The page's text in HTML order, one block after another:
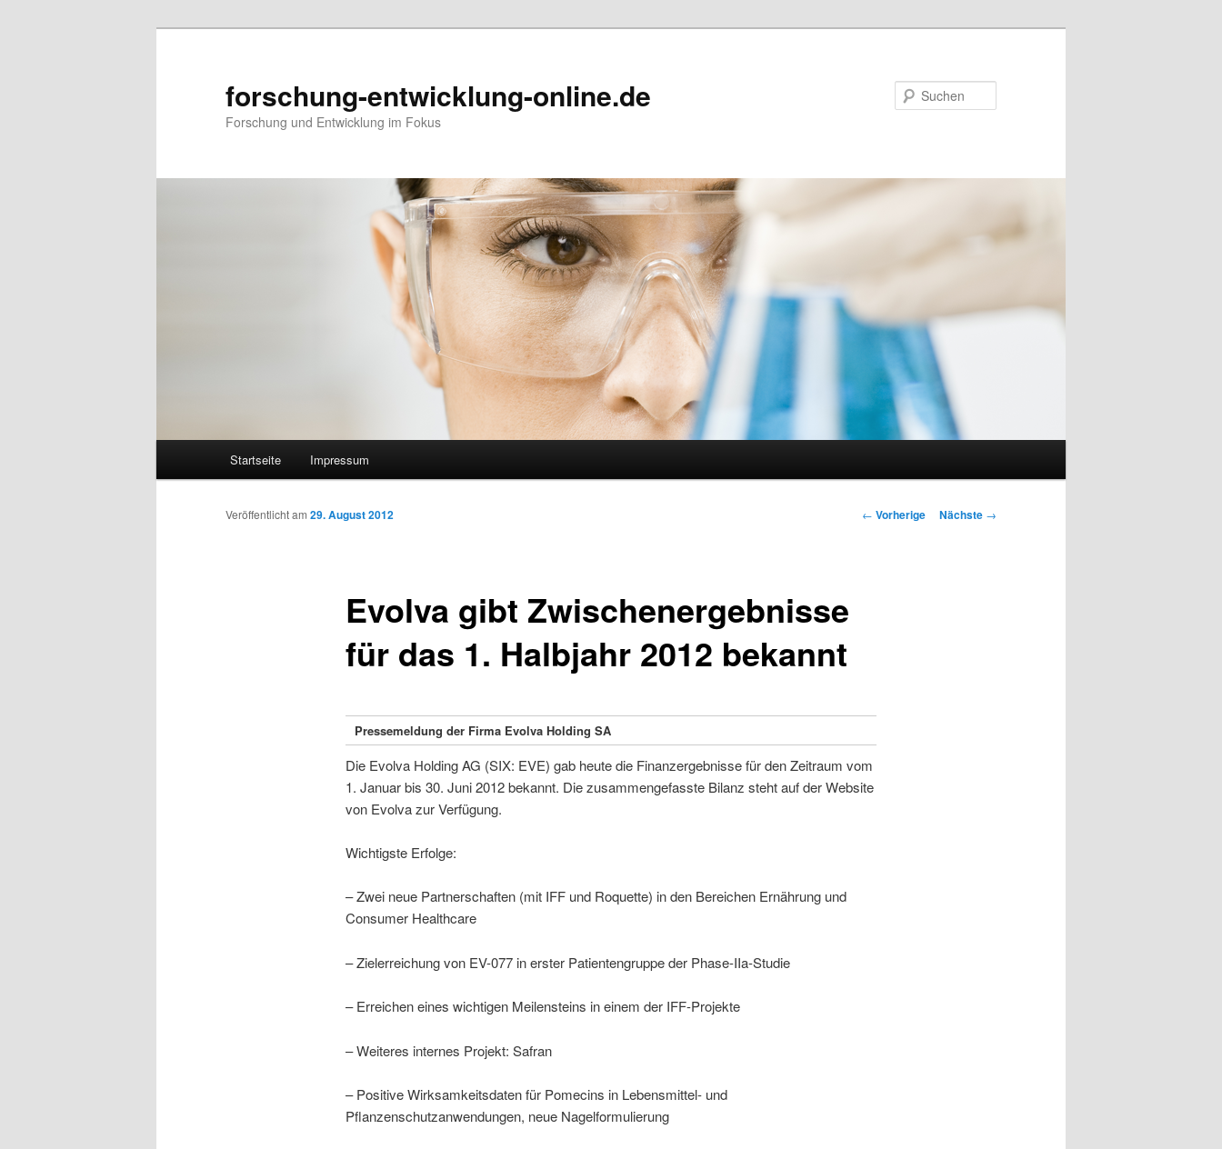
forschung-entwicklung-online.de
Forschung und Entwicklung im Fokus
Zum Inhalt wechseln
Zum sekundären Inhalt wechseln
Startseite Impressum
Artikelnavigation
← Vorherige Nächste →
Evolva gibt Zwischenergebnisse
für das 1. Halbjahr 2012 bekannt
Veröffentlicht am 29. August 2012
Pressemeldung der Firma Evolva Holding SA
Die Evolva Holding AG (SIX: EVE) gab heute die Finanzergebnisse für den Zeitraum vom
1. Januar bis 30. Juni 2012 bekannt. Die zusammengefasste Bilanz steht auf der Website
von Evolva zur Verfügung.
Wichtigste Erfolge:
– Zwei neue Partnerschaften (mit IFF und Roquette) in den Bereichen Ernährung und
Consumer Healthcare
– Zielerreichung von EV-077 in erster Patientengruppe der Phase-IIa-Studie
– Erreichen eines wichtigen Meilensteins in einem der IFF-Projekte
– Weiteres internes Projekt: Safran
– Positive Wirksamkeitsdaten für Pomecins in Lebensmittel- und
Pflanzenschutzanwendungen, neue Nagelformulierung